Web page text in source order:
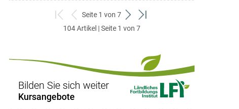
zum
ersten
zurück
zum
Seite 1 von 7
weiter
zum
zum
104 Artikel | Seite 1 von 7
Bilden Sie sich weiter
Kursangebote